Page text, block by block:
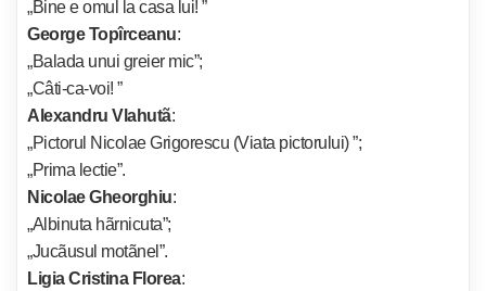
„Bine e omul la casa lui! ”
George Topîrceanu:
„Balada unui greier mic”;
„Câti-ca-voi! ”
Alexandru Vlahutã:
„Pictorul Nicolae Grigorescu (Viata pictorului) ”;
„Prima lectie”.
Nicolae Gheorghiu:
„Albinuta hãrnicuta”;
„Jucãusul motãnel”.
Ligia Cristina Florea: